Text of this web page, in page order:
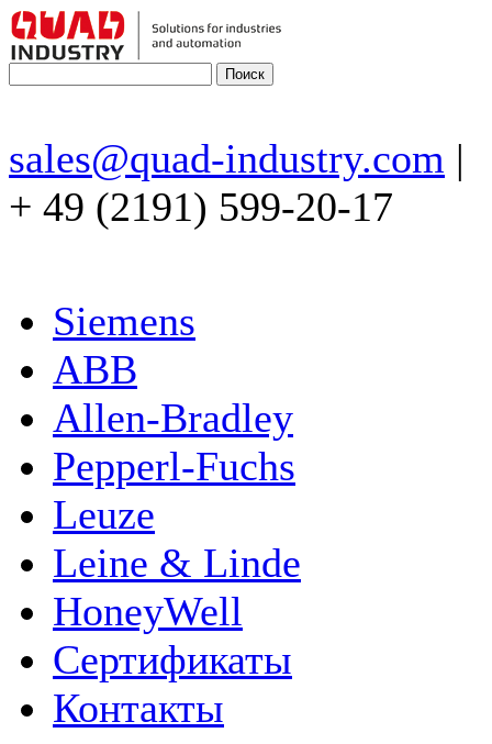
sales@quad-industry.com |
+ 49 (2191) 599-20-17
Siemens
ABB
Allen-Bradley
Pepperl-Fuchs
Leuze
Leine & Linde
HoneyWell
Сертификаты
Контакты